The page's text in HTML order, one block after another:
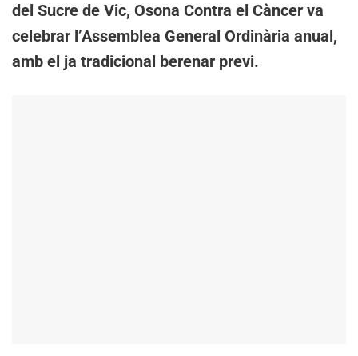
del Sucre de Vic, Osona Contra el Càncer va
celebrar l’Assemblea General Ordinària anual,
amb el ja tradicional berenar previ.